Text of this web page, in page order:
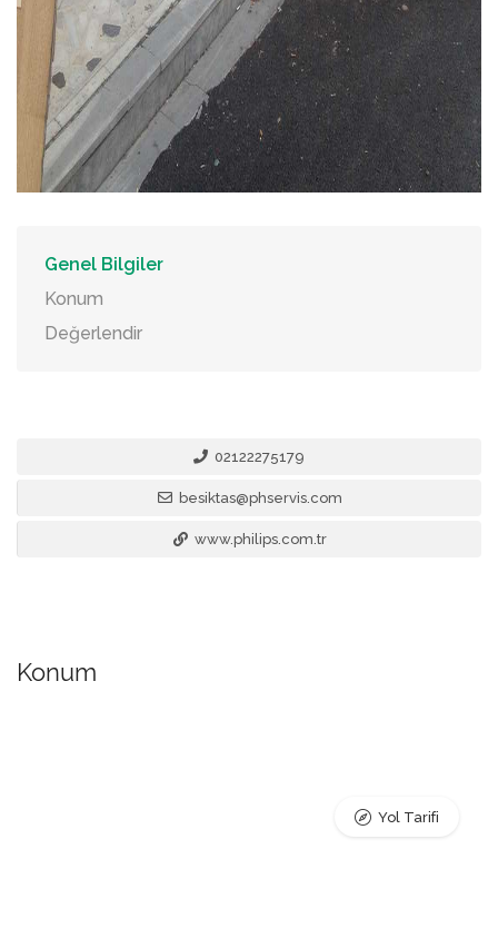
Genel Bilgiler
Konum
Değerlendir
02122275179
besiktas@phservis.com
www.philips.com.tr
Konum
Yol Tarifi